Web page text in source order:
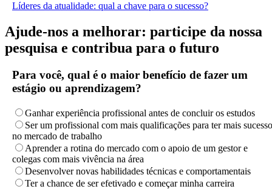
Líderes da atualidade: qual a chave para o sucesso?
Ajude-nos a melhorar: participe da nossa
pesquisa e contribua para o futuro
Para você, qual é o maior benefício de fazer um
estágio ou aprendizagem?
Ganhar experiência profissional antes de concluir os estudos
Ser um profissional com mais qualificações para ter mais sucesso
no mercado de trabalho
Aprender a rotina do mercado com o apoio de um gestor e
colegas com mais vivência na área
Desenvolver novas habilidades técnicas e comportamentais
Ter a chance de ser efetivado e começar minha carreira